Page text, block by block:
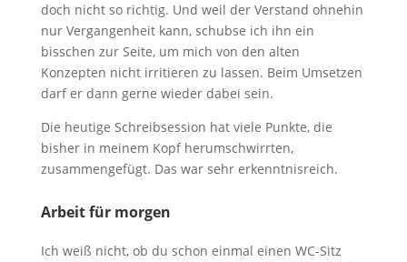
doch nicht so richtig. Und weil der Verstand ohnehin
nur Vergangenheit kann, schubse ich ihn ein
bisschen zur Seite, um mich von den alten
Konzepten nicht irritieren zu lassen. Beim Umsetzen
darf er dann gerne wieder dabei sein.
Die heutige Schreibsession hat viele Punkte, die
bisher in meinem Kopf herumschwirrten,
zusammengefügt. Das war sehr erkenntnisreich.
Arbeit für morgen
Ich weiß nicht, ob du schon einmal einen WC-Sitz